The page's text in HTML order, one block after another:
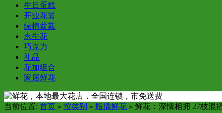
生日蛋糕
开业花篮
绿植盆栽
永生花
巧克力
礼品
花加组合
家居鲜花
当前位置: 首页 > 按类别 > 瓶插鲜花 > 鲜花：深情相拥 27枝混